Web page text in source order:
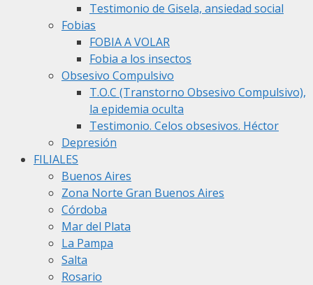
Testimonio de Gisela, ansiedad social
Fobias
FOBIA A VOLAR
Fobia a los insectos
Obsesivo Compulsivo
T.O.C (Transtorno Obsesivo Compulsivo),
la epidemia oculta
Testimonio. Celos obsesivos. Héctor
Depresión
FILIALES
Buenos Aires
Zona Norte Gran Buenos Aires
Córdoba
Mar del Plata
La Pampa
Salta
Rosario